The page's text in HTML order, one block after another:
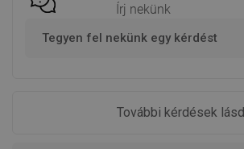
Írj nekünk
Tegyen fel nekünk egy kérdést
További kérdések lásd